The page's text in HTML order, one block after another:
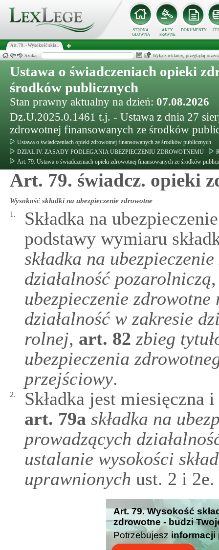
STRONA
GŁÓWNA
AKTY
PRAWNE
DOKUMENTY
Art. 79. - Wysokość skła...
Szukaj: Wyłącz reklamy, przeglądaj
Ustawa o świadczeniach opieki
środków publicznych
Stan prawny aktualny na dzień: 07.08.2026
Dz.U.2025.0.1461 t.j. - Ustawa z dnia 27
zdrowotnej finansowanych ze środków
Ustawa o świadczeniach opieki zdrowotnej finansowanych ze środków publicznych
DZIAŁ IV. ZASADY PODLEGANIA UBEZPIECZENIU ZDROWOTNEMU
Art. 79. Ustawa o świadczeniach opieki zdrowotnej finansowanych ze środków
Art. 79. świadcz. opieki
Wysokość składki na ubezpieczenie zdrowotne
1.
Składka na
podstawy wymiaru
składka na
działalność pozarolniczą,
ubezpieczenie
działalność w zakresie
rolnej, art. 82 zbieg
ubezpieczenia
przejściowy.
2.
Składka jest miesięczna
art. 79a składka na
prowadzących
ustalanie wysokości
uprawnionych ust. 2 i 2e.
Art. 79. Wysokość
zdrowotne - budzi
Potrzebujesz informacji